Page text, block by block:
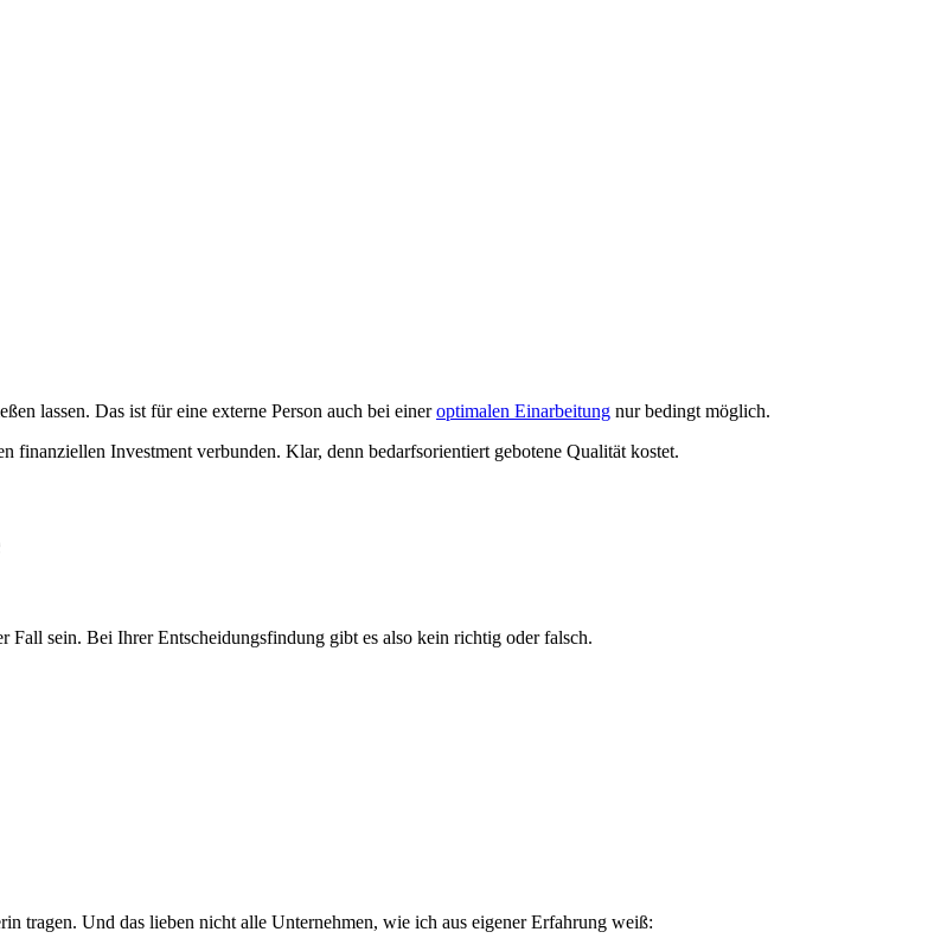
lassen. Das ist für eine externe Person auch bei eineroptimalen Einarbeitung nur bedingt möglich.
finanziellen Investment verbunden. Klar, denn bedarfsorientiert gebotene Qualität kostet.
Fall sein. Bei Ihrer Entscheidungsfindung gibt es also kein richtig oder falsch.
tragen. Und das lieben nicht alle Unternehmen, wie ich aus eigener Erfahrung weiß: